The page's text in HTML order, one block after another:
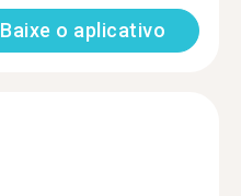
Baixe o aplicativo